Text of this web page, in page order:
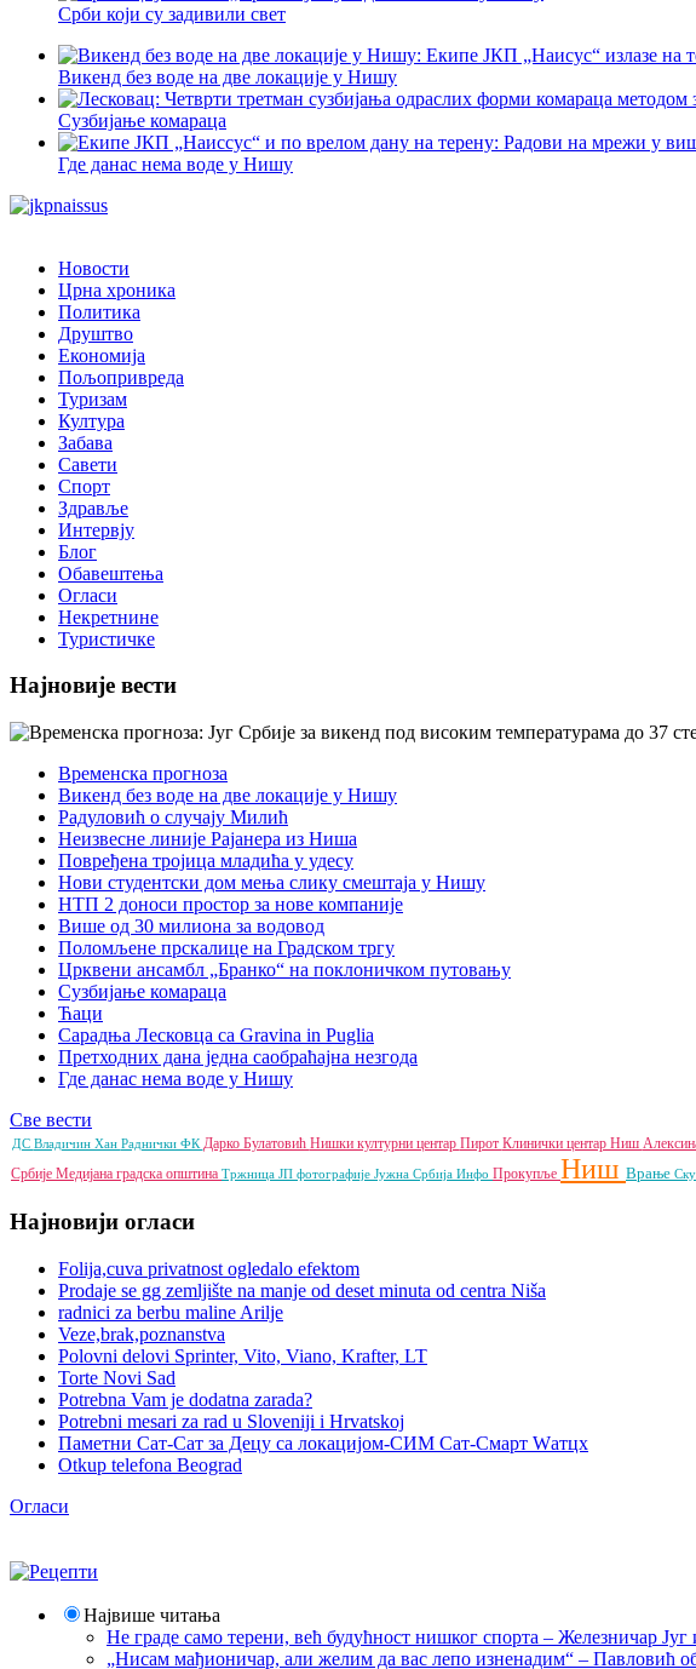
Срби који су задивили свет
Викенд без воде на две локације у Нишу
Сузбијање комараца
Где данас нема воде у Нишу
Новости
Црна хроника
Политика
Друштво
Економија
Пољопривреда
Туризам
Култура
Забава
Савети
Спорт
Здравље
Интервју
Блог
Обавештења
Огласи
Некретнине
Туристичке
Најновије вести
Временска прогноза
Викенд без воде на две локације у Нишу
Радуловић о случају Милић
Неизвесне линије Рајанера из Ниша
Повређена тројица младића у удесу
Нови студентски дом мења слику смештаја у Нишу
НТП 2 доноси простор за нове компаније
Више од 30 милиона за водовод
Поломљене прскалице на Градском тргу
Црквени ансамбл „Бранко“ на поклоничком путовању
Сузбијање комараца
Ћаци
Сарадња Лесковца са Gravina in Puglia
Претходних дана једна саобраћајна незгода
Где данас нема воде у Нишу
Све вести
ДС Владичин Хан Раднички ФК Дарко Булатовић Нишки културни центар Пирот Клинички центар Ниш
Србије Медијана градска општина Тржница ЈП фотографије Јужна Србија Инфо Прокупље Ниш Врање
Најновији огласи
Folija,cuva privatnost ogledalo efektom
Prodaje se gg zemljište na manje od deset minuta od centra Niša
radnici za berbu maline Arilje
Veze,brak,poznanstva
Polovni delovi Sprinter, Vito, Viano, Krafter, LT
Torte Novi Sad
Potrebna Vam je dodatna zarada?
Potrebni mesari za rad u Sloveniji i Hrvatskoj
Паметни Сат-Сат за Децу са локацијом-СИМ Сат-Смарт Wатцх
Otkup telefona Beograd
Огласи
Највише читања
Не граде само терени, већ будућност нишког спорта – Железничар
„Нисам мађионичар, али желим да вас лепо изненадим“ – Павловић